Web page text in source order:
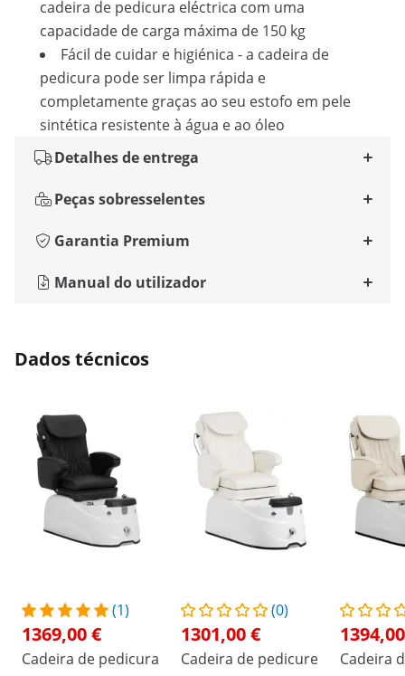
cadeira de pedicura eléctrica com uma
capacidade de carga máxima de 150 kg
Fácil de cuidar e higiénica - a cadeira de
pedicura pode ser limpa rápida e
completamente graças ao seu estofo em pele
sintética resistente à água e ao óleo
Detalhes de entrega
Peças sobresselentes
Garantia Premium
Manual do utilizador
Dados técnicos
(1)
1369,00 €
Cadeira de pedicura
(0)
1301,00 €
Cadeira de pedicure
Cadeira